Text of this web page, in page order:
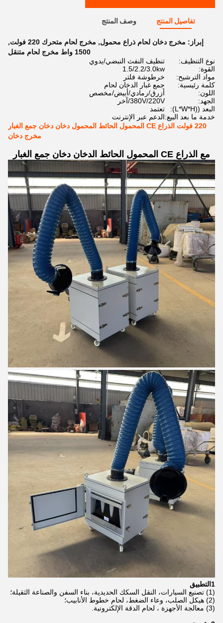
تفاصيل المنتج وصف المنتج
إبراز: مخرج دخان لحام ذراع محمول, مخرج لحام متحرك 220 فولت
,
1500 واط مخرج لحام متنقل
نوع التنظيف:
تنظيف النفث النبضي/يدوي
القوة:
1.5/2.2/3.0kw
مواد الترشيح:
خرطوشة فلتر
كلمة رئيسية:
جمع غبار الدخان لحام
اللون:
أزرق/رمادي/أبيض/مخصص
الجهد:
380V/220V/آخر
البعد ((L*W*H):
تعتمد
خدمة ما بعد البيع:الدعم عبر الإنترنت
220 فولت الذراع CE المحمول الحائط المحمول دخان دخان جمع الغبار
مخرج دخان
مع الذراع CE المحمول الحائط الدخان دخان جمع الغبار
1التطبيق
(1) تصنيع السيارات، النقل السكك الحديدية، بناء السفن والصناعة الثقيلة؛
(2) هيكل الصلب، وعاء الضغط، لحام خطوط الأنابيب؛
(3) معالجة الأجهزة ، لحام الدقة الإلكترونية.